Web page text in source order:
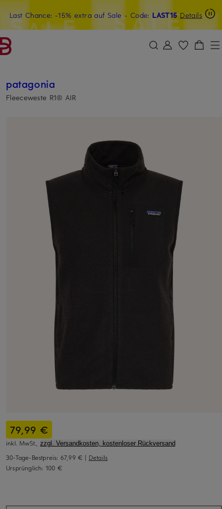
ZUM HAUPTINHALT ÜBERSPRINGEN ZUM SUCHFELD ÜBERSPRINGEN
Last Chance: -15% extra auf Sale- Code: LAST15 Details
15€-Willkommensgutschein mit Beyond sichern
patagonia
Fleeceweste R1® AIR
79,99 €
inkl. MwSt., zzgl. Versandkosten, kostenloser Rückversand
30-Tage-Bestpreis: 67,99 € | Details
Ursprünglich: 100 €